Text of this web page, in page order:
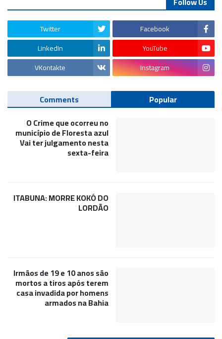
Facebook
Twitter
YouTube
LinkedIn
Instagram
VKontakte
Popular
Comments
O Crime que ocorreu no
município de Floresta azul
Vai ter julgamento nesta
sexta-feira
ITABUNA: MORRE KOKÓ DO
LORDÃO
Irmãos de 19 e 10 anos são
mortos a tiros após terem
casa invadida por homens
armados na Bahia